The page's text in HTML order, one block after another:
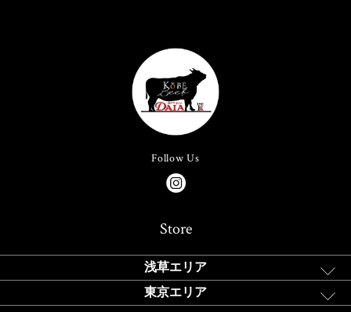
Follow Us
Store
浅草エリア
東京エリア